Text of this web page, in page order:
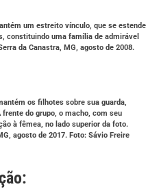
um estreito vínculo, que se estende
constituindo uma família de admirável
da Canastra, MG, agosto de 2008.
os filhotes sobre sua guarda,
do grupo, o macho, com seu
à fêmea, no lado superior da foto.
agosto de 2017. Foto: Sávio Freire